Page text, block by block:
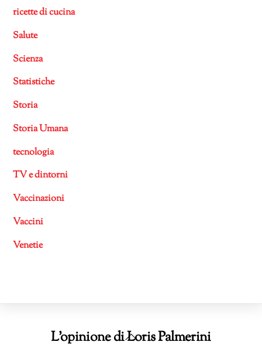
ricette di cucina
Salute
Scienza
Statistiche
Storia
Storia Umana
tecnologia
TV e dintorni
Vaccinazioni
Vaccini
Venetie
Back
L'opinione di Loris Palmerini